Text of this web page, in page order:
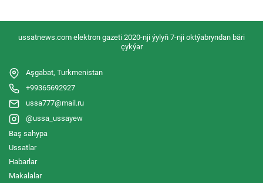
ussatnews.com elektron gazeti 2020-nji ýylyň 7-nji oktýabryndan bäri
çykýar
Aşgabat, Turkmenistan
+99365692927
ussa777@mail.ru
@ussa_ussayew
Baş sahypa
Ussatlar
Habarlar
Makalalar